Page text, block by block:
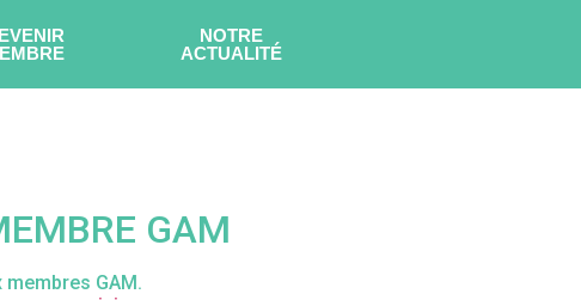
NOTRE
ACTUALITÉ
GAM
GAM.